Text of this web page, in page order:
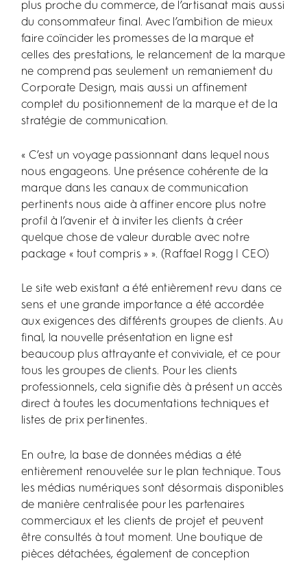
plus proche du commerce, de l’artisanat mais aussi
du consommateur final. Avec l’ambition de mieux
faire coïncider les promesses de la marque et
celles des prestations, le relancement de la marque
ne comprend pas seulement un remaniement du
Corporate Design, mais aussi un affinement
complet du positionnement de la marque et de la
stratégie de communication.
« C’est un voyage passionnant dans lequel nous
nous engageons. Une présence cohérente de la
marque dans les canaux de communication
pertinents nous aide à affiner encore plus notre
profil à l’avenir et à inviter les clients à créer
quelque chose de valeur durable avec notre
package « tout compris » ». (Raffael Rogg | CEO)
Le site web existant a été entièrement revu dans ce
sens et une grande importance a été accordée
aux exigences des différents groupes de clients. Au
final, la nouvelle présentation en ligne est
beaucoup plus attrayante et conviviale, et ce pour
tous les groupes de clients. Pour les clients
professionnels, cela signifie dès à présent un accès
direct à toutes les documentations techniques et
listes de prix pertinentes.
En outre, la base de données médias a été
entièrement renouvelée sur le plan technique. Tous
les médias numériques sont désormais disponibles
de manière centralisée pour les partenaires
commerciaux et les clients de projet et peuvent
être consultés à tout moment. Une boutique de
pièces détachées, également de conception